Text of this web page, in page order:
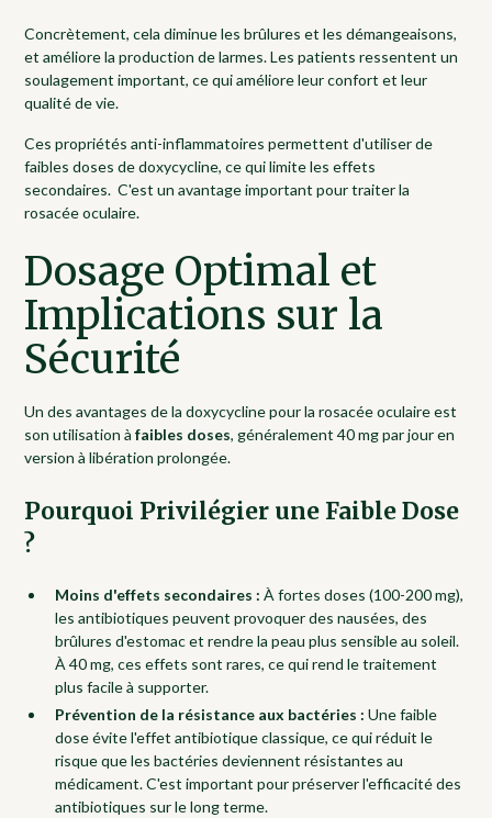
Concrètement, cela diminue les brûlures et les démangeaisons,
et améliore la production de larmes. Les patients ressentent un
soulagement important, ce qui améliore leur confort et leur
qualité de vie.
Ces propriétés anti-inflammatoires permettent d'utiliser de
faibles doses de doxycycline, ce qui limite les effets
secondaires. C'est un avantage important pour traiter la
rosacée oculaire.
Dosage Optimal et
Implications sur la
Sécurité
Un des avantages de la doxycycline pour la rosacée oculaire est
son utilisation àfaibles doses, généralement 40 mg par jour en
version à libération prolongée.
Pourquoi Privilégier une Faible Dose
?
Moins d'effets secondaires : À fortes doses (100-200 mg),
les antibiotiques peuvent provoquer des nausées, des
brûlures d'estomac et rendre la peau plus sensible au soleil.
À 40 mg, ces effets sont rares, ce qui rend le traitement
plus facile à supporter.
Prévention de la résistance aux bactéries : Une faible
dose évite l'effet antibiotique classique, ce qui réduit le
risque que les bactéries deviennent résistantes au
médicament. C'est important pour préserver l'efficacité des
antibiotiques sur le long terme.